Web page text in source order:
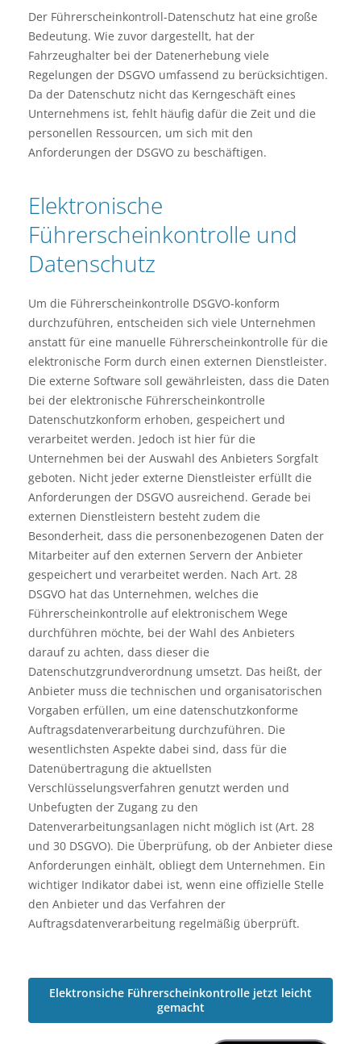
Der Führerscheinkontroll-Datenschutz hat eine große
Bedeutung. Wie zuvor dargestellt, hat der
Fahrzeughalter bei der Datenerhebung viele
Regelungen der DSGVO umfassend zu berücksichtigen.
Da der Datenschutz nicht das Kerngeschäft eines
Unternehmens ist, fehlt häufig dafür die Zeit und die
personellen Ressourcen, um sich mit den
Anforderungen der DSGVO zu beschäftigen.
Elektronische
Führerscheinkontrolle und
Datenschutz
Um die Führerscheinkontrolle DSGVO-konform
durchzuführen, entscheiden sich viele Unternehmen
anstatt für eine manuelle Führerscheinkontrolle für die
elektronische Form durch einen externen Dienstleister.
Die externe Software soll gewährleisten, dass die Daten
bei der elektronische Führerscheinkontrolle
Datenschutzkonform erhoben, gespeichert und
verarbeitet werden. Jedoch ist hier für die
Unternehmen bei der Auswahl des Anbieters Sorgfalt
geboten. Nicht jeder externe Dienstleister erfüllt die
Anforderungen der DSGVO ausreichend. Gerade bei
externen Dienstleistern besteht zudem die
Besonderheit, dass die personenbezogenen Daten der
Mitarbeiter auf den externen Servern der Anbieter
gespeichert und verarbeitet werden. Nach Art. 28
DSGVO hat das Unternehmen, welches die
Führerscheinkontrolle auf elektronischem Wege
durchführen möchte, bei der Wahl des Anbieters
darauf zu achten, dass dieser die
Datenschutzgrundverordnung umsetzt. Das heißt, der
Anbieter muss die technischen und organisatorischen
Vorgaben erfüllen, um eine datenschutzkonforme
Auftragsdatenverarbeitung durchzuführen. Die
wesentlichsten Aspekte dabei sind, dass für die
Datenübertragung die aktuellsten
Verschlüsselungsverfahren genutzt werden und
Unbefugten der Zugang zu den
Datenverarbeitungsanlagen nicht möglich ist (Art. 28
und 30 DSGVO). Die Überprüfung, ob der Anbieter diese
Anforderungen einhält, obliegt dem Unternehmen. Ein
wichtiger Indikator dabei ist, wenn eine offizielle Stelle
den Anbieter und das Verfahren der
Auftragsdatenverarbeitung regelmäßig überprüft.
Elektronsiche Führerscheinkontrolle jetzt leicht
gemacht